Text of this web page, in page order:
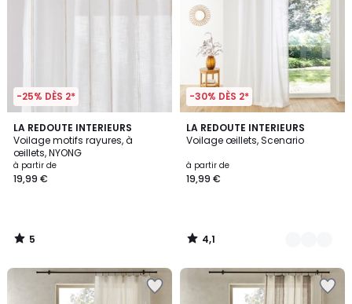
-25% DÈS 2*
LA REDOUTE INTERIEURS
Voilage motifs rayures, à
œillets, NYONG
à partir de
19,99 €
5
/
5
5
/
-30% DÈS 2*
LA REDOUTE INTERIEURS
Voilage œillets, Scenario
à partir de
19,99 €
4,1
/ 5
3
Couleurs
4,1
/